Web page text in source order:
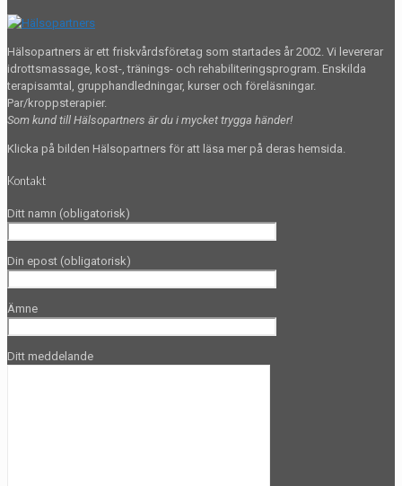
Hälsopartners är ett friskvårdsföretag som startades år 2002. Vi levererar
idrottsmassage, kost-, tränings- och rehabiliteringsprogram. Enskilda
terapisamtal, grupphandledningar, kurser och föreläsningar.
Par/kroppsterapier.
Som kund till Hälsopartners är du i mycket trygga händer!
Klicka på bilden Hälsopartners för att läsa mer på deras hemsida.
Kontakt
Ditt namn (obligatorisk)
Din epost (obligatorisk)
Ämne
Ditt meddelande